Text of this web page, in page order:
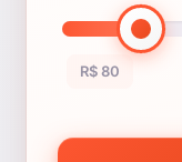
R$ 80